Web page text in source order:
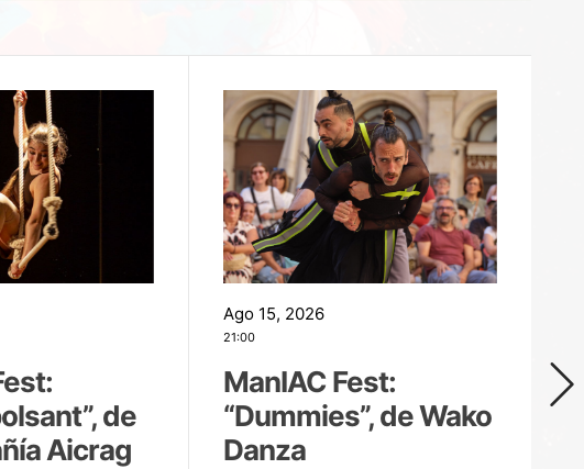
de
Aicrag
Ago 15, 2026
21:00
ManIAC Fest:
“Dummies”, de Wako
Danza